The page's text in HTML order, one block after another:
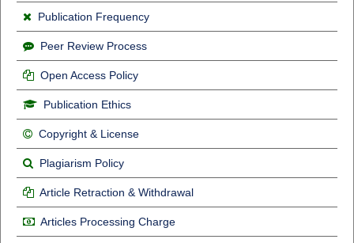
Publication Frequency
Peer Review Process
Open Access Policy
Publication Ethics
Copyright & License
Plagiarism Policy
Article Retraction & Withdrawal
Articles Processing Charge